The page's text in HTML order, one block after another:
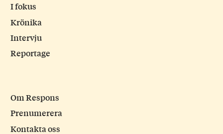
I fokus
Krönika
Intervju
Reportage
Om Respons
Prenumerera
Kontakta oss